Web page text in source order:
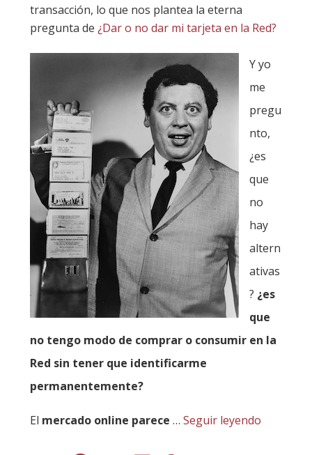
transacción, lo que nos plantea la eterna
pregunta de ¿Dar o no dar mi tarjeta en la Red?
Y yo
me
pregu
nto,
¿es
que
no
hay
altern
ativas
? ¿es
que
no tengo modo de comprar o consumir en la
Red sin tener que identificarme
permanentemente?
El mercado online parece … Seguir leyendo